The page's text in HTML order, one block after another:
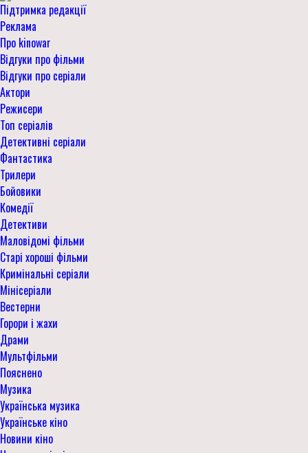
Підтримка редакції
Реклама
Про kinowar
Відгуки про фільми
Відгуки про серіали
Актори
Режисери
Топ серіалів
Детективні серіали
Фантастика
Трилери
Бойовики
Комедії
Детективи
Маловідомі фільми
Старі хороші фільми
Кримінальні серіали
Мінісеріали
Вестерни
Горори і жахи
Драми
Мультфільми
Пояснено
Музика
Українська музика
Українське кіно
Новини кіно